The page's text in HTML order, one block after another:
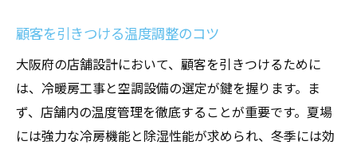
顧客を引きつける温度調整のコツ
大阪府の店舗設計において、顧客を引きつけるために
は、冷暖房工事と空調設備の選定が鍵を握ります。ま
ず、店舗内の温度管理を徹底することが重要です。夏場
には強力な冷房機能と除湿性能が求められ、冬季には効